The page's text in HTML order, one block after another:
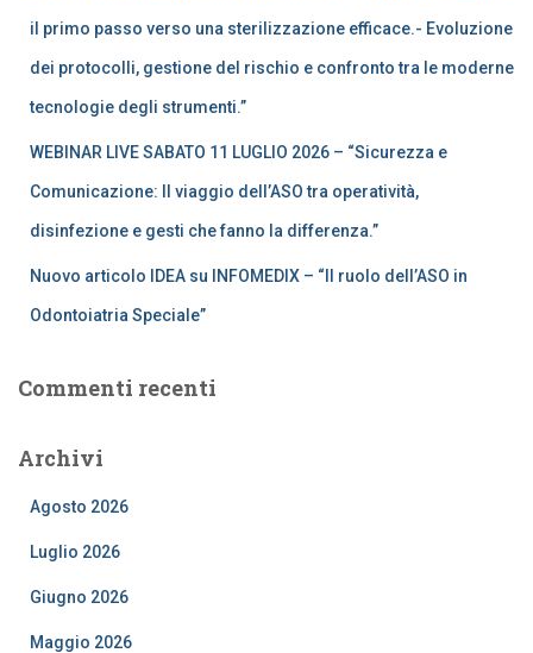
il primo passo verso una sterilizzazione efficace.- Evoluzione
dei protocolli, gestione del rischio e confronto tra le moderne
tecnologie degli strumenti.”
WEBINAR LIVE SABATO 11 LUGLIO 2026 – “Sicurezza e
Comunicazione: Il viaggio dell’ASO tra operatività,
disinfezione e gesti che fanno la differenza.”
Nuovo articolo IDEA su INFOMEDIX – “Il ruolo dell’ASO in
Odontoiatria Speciale”
Commenti recenti
Archivi
Agosto 2026
Luglio 2026
Giugno 2026
Maggio 2026